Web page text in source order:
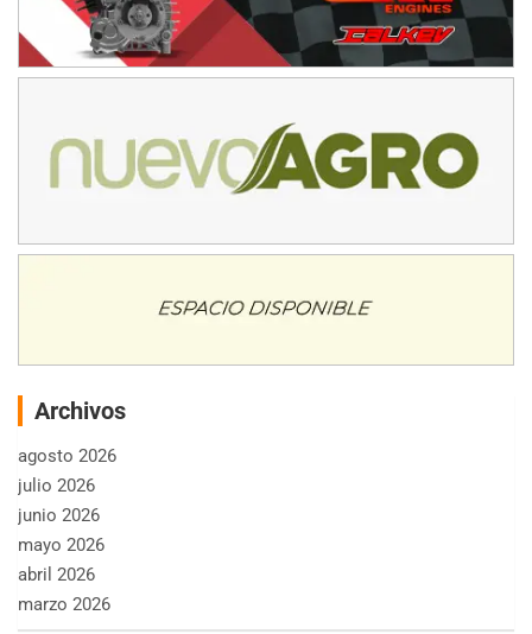
Archivos
agosto 2026
julio 2026
junio 2026
mayo 2026
abril 2026
marzo 2026